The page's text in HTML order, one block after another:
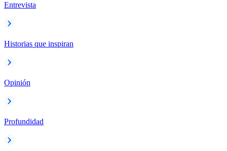
Entrevista
Historias que inspiran
Opinión
Profundidad